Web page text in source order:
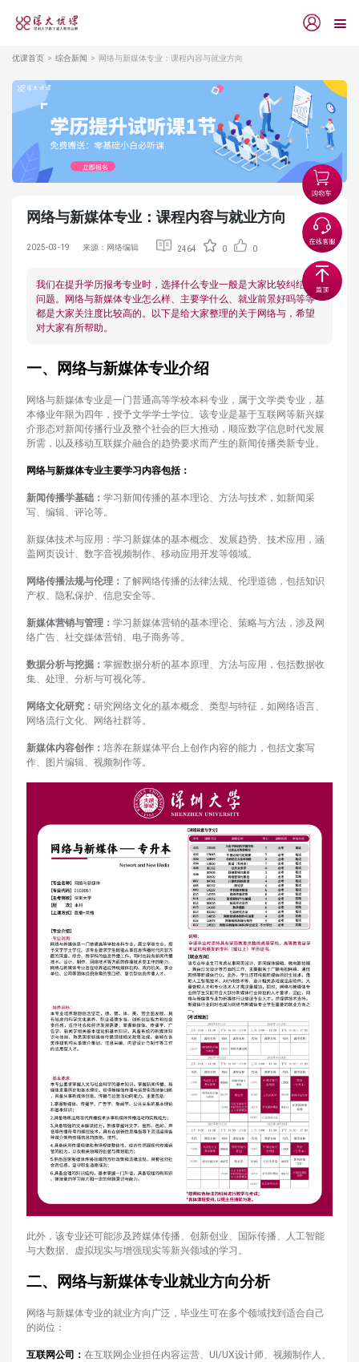
优课首页 综合新闻 网络与新媒体专业：课程内容与就业方向
网络与新媒体专业：课程内容与就业方向
2025-03-19 来源：网络编辑 2464 0 0
我们在提升学历报考专业时，选择什么专业一般是大家比较纠结的
问题。网络与新媒体专业怎么样、主要学什么、就业前景好吗等等
都是大家关注度比较高的。以下是给大家整理的关于网络与，希望
对大家有所帮助。
一、网络与新媒体专业介绍
网络与新媒体专业是一门普通高等学校本科专业，属于文学类专业，基
本修业年限为四年，授予文学学士学位。该专业是基于互联网等新兴媒
介形态对新闻传播行业及整个社会的巨大推动，顺应数字信息时代发展
所需，以及移动互联媒介融合的趋势要求而产生的新闻传播类新专业。
网络与新媒体专业主要学习内容包括：
新闻传播学基础： 学习新闻传播的基本理论、方法与技术，如新闻采
写、编辑、评论等。
新媒体技术与应用：学习新媒体的基本概念、发展趋势、技术应用，涵
盖网页设计、数字音视频制作、移动应用开发等领域。
网络传播法规与伦理： 了解网络传播的法律法规、伦理道德，包括知识
产权、隐私保护、信息安全等。
新媒体营销与管理： 学习新媒体营销的基本理论、策略与方法，涉及网
络广告、社交媒体营销、电子商务等。
数据分析与挖掘： 掌握数据分析的基本原理、方法与应用，包括数据收
集、处理、分析与可视化等。
网络文化研究： 研究网络文化的基本概念、类型与特征，如网络语言、
网络流行文化、网络社群等。
新媒体内容创作： 培养在新媒体平台上创作内容的能力，包括文案写
作、图片编辑、视频制作等。
此外，该专业还可能涉及跨媒体传播、创新创业、国际传播、人工智能
与大数据、虚拟现实与增强现实等新兴领域的学习。
二、网络与新媒体专业就业方向分析
网络与新媒体专业的就业方向广泛，毕业生可在多个领域找到适合自己
的岗位：
互联网公司： 在互联网企业担任内容运营、UI/UX设计师、视频制作人、